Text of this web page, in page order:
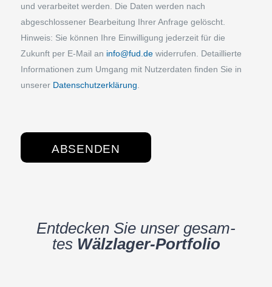
und verarbeitet werden. Die Daten werden nach
abgeschlossener Bearbeitung Ihrer Anfrage gelöscht.
Hinweis: Sie können Ihre Einwilligung jederzeit für die
Zukunft per E‑Mail an info@fud.dewiderrufen. Detaillierte
Informationen zum Umgang mit Nutzerdaten finden Sie in
unserer Datenschutzerklärung
Entde­cken Sie unser gesam­
tes Wälzla­­ger-Portfo­­lio